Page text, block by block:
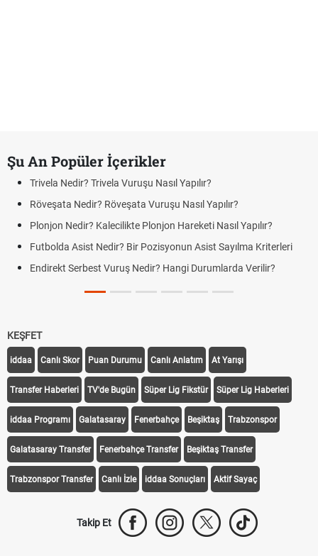
Şu An Popüler İçerikler
Trivela Nedir? Trivela Vuruşu Nasıl Yapılır?
Röveşata Nedir? Röveşata Vuruşu Nasıl Yapılır?
Plonjon Nedir? Kalecilikte Plonjon Hareketi Nasıl Yapılır?
Futbolda Asist Nedir? Bir Pozisyonun Asist Sayılma Kriterleri
Endirekt Serbest Vuruş Nedir? Hangi Durumlarda Verilir?
KEŞFET
iddaa Canlı Skor Puan Durumu Canlı Anlatım At Yarışı
Transfer Haberleri TV'de Bugün Süper Lig Fikstür Süper Lig Haberleri
iddaa Programı Galatasaray Fenerbahçe Beşiktaş Trabzonspor
Galatasaray Transfer Fenerbahçe Transfer Beşiktaş Transfer
Trabzonspor Transfer Canlı İzle iddaa Sonuçları Aktif Sayaç
Takip Et